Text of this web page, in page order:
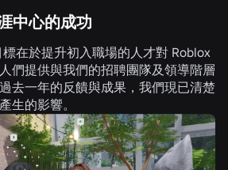
中心的成功
在於提升初入職場的人才對 Roblox
們提供與我們的招聘團隊及領導階層
去一年的反饋與成果，我們現已清楚
生的影響。